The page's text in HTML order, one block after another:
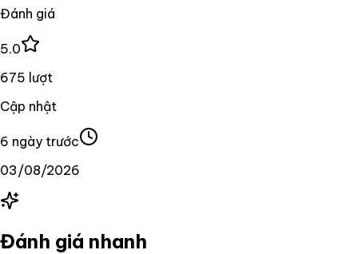
Đánh giá
5.0
675 lượt
Cập nhật
6 ngày trước
03/08/2026
Đánh giá nhanh